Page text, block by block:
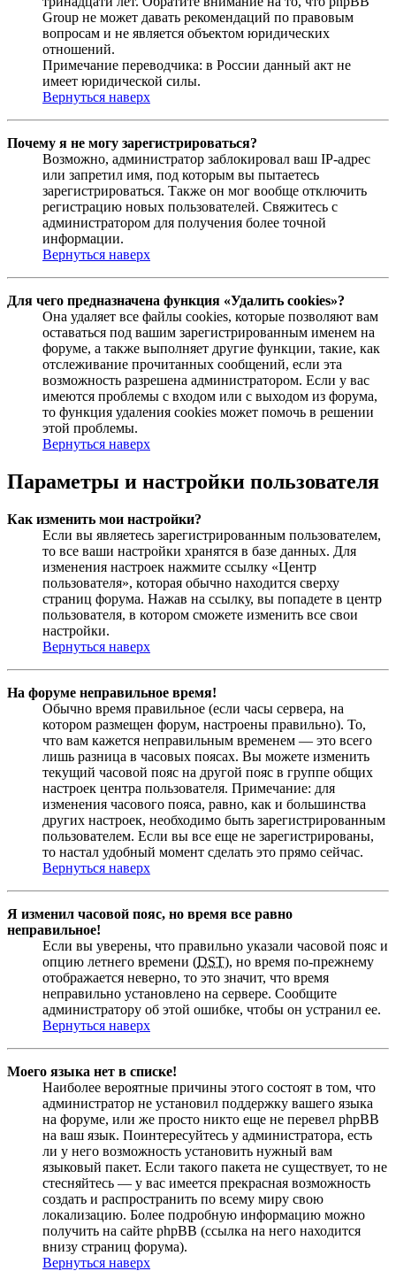
Group не может давать рекомендаций по правовым
вопросам и не является объектом юридических
отношений.
Примечание переводчика: в России данный акт не
имеет юридической силы.
Вернуться наверх
Почему я не могу зарегистрироваться?
Возможно, администратор заблокировал ваш IP-адрес
или запретил имя, под которым вы пытаетесь
зарегистрироваться. Также он мог вообще отключить
регистрацию новых пользователей. Свяжитесь с
администратором для получения более точной
информации.
Вернуться наверх
Для чего предназначена функция «Удалить cookies»?
Она удаляет все файлы cookies, которые позволяют вам
оставаться под вашим зарегистрированным именем на
форуме, а также выполняет другие функции, такие, как
отслеживание прочитанных сообщений, если эта
возможность разрешена администратором. Если у вас
имеются проблемы с входом или с выходом из форума,
то функция удаления cookies может помочь в решении
этой проблемы.
Вернуться наверх
Параметры и настройки пользователя
Как изменить мои настройки?
Если вы являетесь зарегистрированным пользователем,
то все ваши настройки хранятся в базе данных. Для
изменения настроек нажмите ссылку «Центр
пользователя», которая обычно находится сверху
страниц форума. Нажав на ссылку, вы попадете в центр
пользователя, в котором сможете изменить все свои
настройки.
Вернуться наверх
На форуме неправильное время!
Обычно время правильное (если часы сервера, на
котором размещен форум, настроены правильно). То,
что вам кажется неправильным временем — это всего
лишь разница в часовых поясах. Вы можете изменить
текущий часовой пояс на другой пояс в группе общих
настроек центра пользователя. Примечание: для
изменения часового пояса, равно, как и большинства
других настроек, необходимо быть зарегистрированным
пользователем. Если вы все еще не зарегистрированы,
то настал удобный момент сделать это прямо сейчас.
Вернуться наверх
Я изменил часовой пояс, но время все равно
неправильное!
Если вы уверены, что правильно указали часовой пояс и
опцию летнего времени (DST), но время по-прежнему
отображается неверно, то это значит, что время
неправильно установлено на сервере. Сообщите
администратору об этой ошибке, чтобы он устранил ее.
Вернуться наверх
Моего языка нет в списке!
Наиболее вероятные причины этого состоят в том, что
администратор не установил поддержку вашего языка
на форуме, или же просто никто еще не перевел phpBB
на ваш язык. Поинтересуйтесь у администратора, есть
ли у него возможность установить нужный вам
языковый пакет. Если такого пакета не существует, то не
стесняйтесь — у вас имеется прекрасная возможность
создать и распространить по всему миру свою
локализацию. Более подробную информацию можно
получить на сайте phpBB (ссылка на него находится
внизу страниц форума).
Вернуться наверх